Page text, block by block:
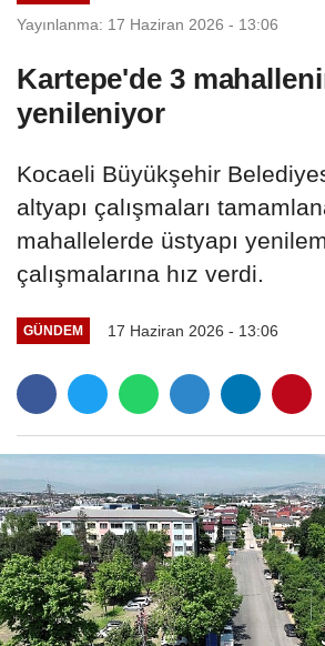
Yayınlanma: 17 Haziran 2026 - 13:06
Kartepe'de 3
yenileniyor
Kocaeli Büyükşehir
altyapı çalışmaları
mahallelerde üstyapı
çalışmalarına hız verdi.
GÜNDEM 17 Haziran 2026 - 13:06